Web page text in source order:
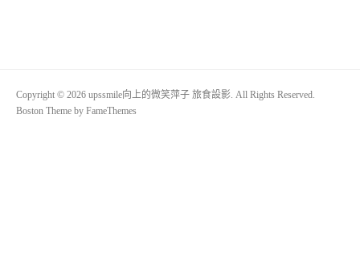
Copyright © 2026 upssmile向上的微笑萍子 旅食設影. All Rights Reserved.
Boston Theme by FameThemes